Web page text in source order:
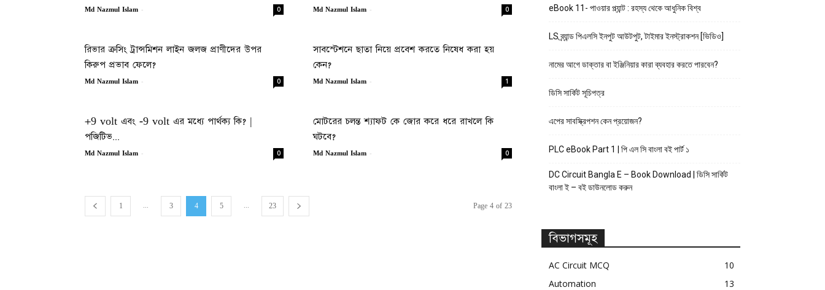
Md Nazmul Islam - 0 Md Nazmul Islam - 0
রিভার ক্রসিং ট্রান্সমিশন লাইন জলজ প্রাণীদের উপর
কিরুপ প্রভাব ফেলে?
Md Nazmul Islam - 0
সাবস্টেশনে ছাতা নিয়ে প্রবেশ করতে নিষেধ করা হয়
কেন?
Md Nazmul Islam - 1
+9 volt এবং -9 volt এর মধ্যে পার্থক্য কি? |
পজিটিভ...
Md Nazmul Islam - 0
মোটরের চলন্ত শ্যাফট কে জোর করে ধরে রাখলে কি
ঘটবে?
Md Nazmul Islam - 0
1 ... 3 4 5 ... 23 Page 4 of 23
eBook 11- পাওয়ার প্ল্যান্ট : রহস্য থেকে আধুনিক বিশ্ব
LS ব্র্যান্ড পিএলসি ইনপুট আউটপুট, টাইমার ইনস্ট্রাকশন [ভিডিও]
নামের আগে ডাক্তার বা ইঞ্জিনিয়ার কারা ব্যবহার করতে পারবেন?
ডিসি সার্কিট সূচিপত্র
এপের সাবস্ক্রিপশন কেন প্রয়োজন?
PLC eBook Part 1 | পি এল সি বাংলা বই পার্ট ১
DC Circuit Bangla E – Book Download | ডিসি সার্কিট
বাংলা ই – বই ডাউনলোড করুন
বিভাগসমূহ
AC Circuit MCQ
10
Automation
13